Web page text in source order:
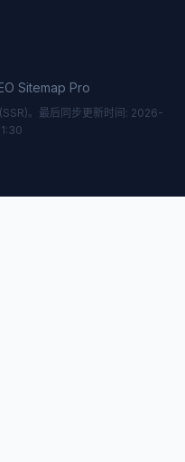
Sitemap Pro
。最后同步更新时间: 2026-